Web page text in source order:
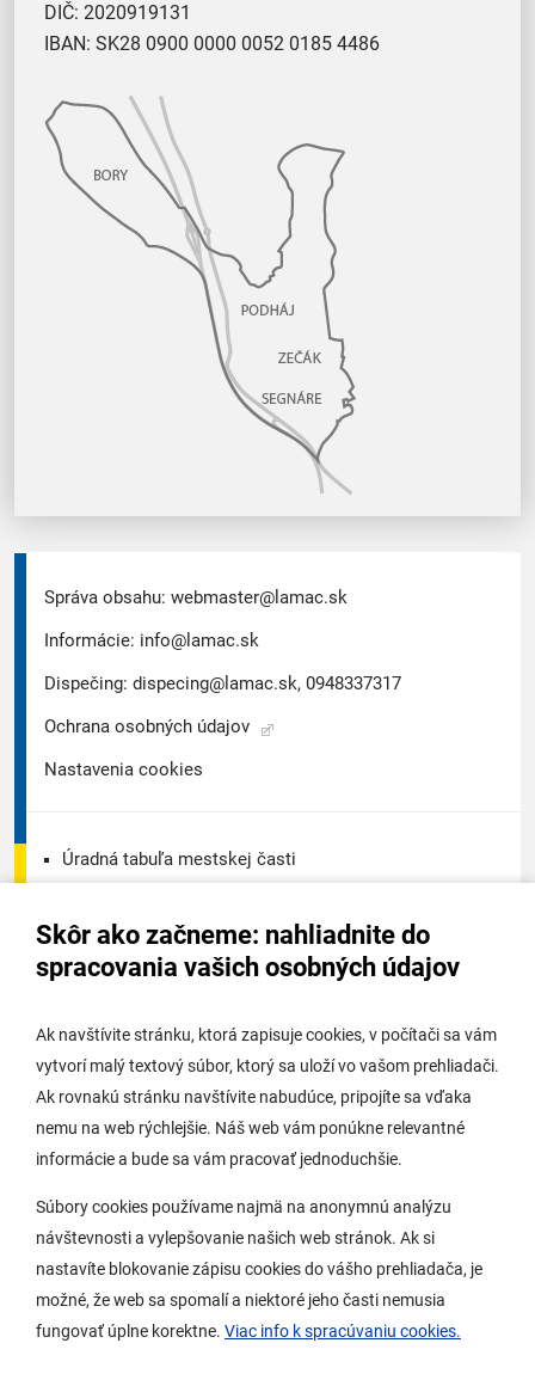
Skôr ako začneme: nahliadnite do
spracovania vašich osobných údajov
Ak navštívite stránku, ktorá zapisuje cookies, v počítači sa vám
vytvorí malý textový súbor, ktorý sa uloží vo vašom prehliadači.
Ak rovnakú stránku navštívite nabudúce, pripojíte sa vďaka
nemu na web rýchlejšie. Náš web vám ponúkne relevantné
informácie a bude sa vám pracovať jednoduchšie.
Súbory cookies používame najmä na anonymnú analýzu
návštevnosti a vylepšovanie našich web stránok. Ak si
nastavíte blokovanie zápisu cookies do vášho prehliadača, je
možné, že web sa spomalí a niektoré jeho časti nemusia
fungovať úplne korektne. Viac info k spracúvaniu cookies.
DIČ: 2020919131
IBAN: SK28 0900 0000 0052 0185 4486
Správa obsahu: webmaster@lamac.sk
Informácie: info@lamac.sk
Dispečing: dispecing@lamac.sk, 0948337317
Ochrana osobných údajov
Nastavenia cookies
Úradná tabuľa mestskej časti
Úradná tabuľa stavebného úradu
Potrebujem vybaviť
Samospráva
O Lamači
Mobilná aplikácia